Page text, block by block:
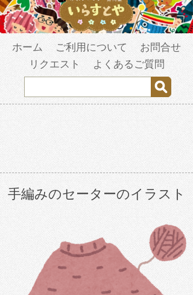
ホーム ご利用について
お問合せ
リクエスト
よくあるご質問
手編みのセーターのイラスト